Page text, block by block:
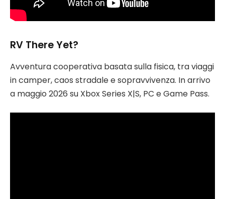
RV There Yet?
Avventura cooperativa basata sulla fisica, tra viaggi
in camper, caos stradale e sopravvivenza. In arrivo
a maggio 2026 su Xbox Series X|S, PC e Game Pass.